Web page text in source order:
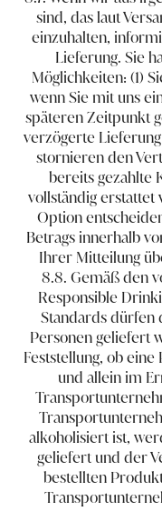
sind, das laut
einzuhalten,
Lieferung. Sie
Möglichkeiten: (1)
wenn Sie mit uns
späteren Zeitpunkt
verzögerte
stornieren den
bereits gezahlte
vollständig erstattet
Option
Betrags innerhalb
Ihrer Mitteilung
8.8. Gemäß den
Responsible
Standards dürfen
Personen geliefert
Feststellung, ob
und allein im
alkoholisiert ist,
geliefert und der
bestellten